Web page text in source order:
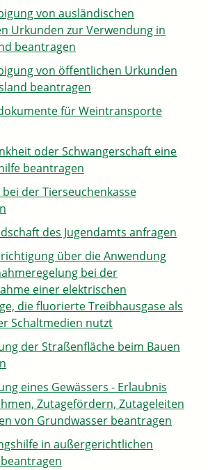
von ausländischen
Urkunden zur Verwendung in
beantragen
von öffentlichen Urkunden
beantragen
für Weintransporte
oder Schwangerschaft eine
beantragen
bei der Tierseuchenkasse
des Jugendamts anfragen
über die Anwendung
bei der
einer elektrischen
die fluorierte Treibhausgase als
Schaltmedien nutzt
der Straßenfläche beim Bauen
eines Gewässers - Erlaubnis
Zutagefördern, Zutageleiten
von Grundwasser beantragen
in außergerichtlichen